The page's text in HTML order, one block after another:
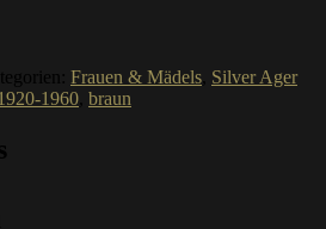
Frauen & Mädels Silver Ager
1960 braun